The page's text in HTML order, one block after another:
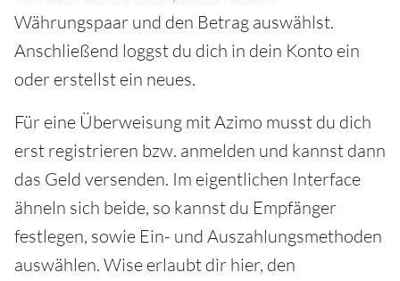
Währungspaar und den Betrag auswählst.
Anschließend loggst du dich in dein Konto ein
oder erstellst ein neues.
Für eine Überweisung mit Azimo musst du dich
erst registrieren bzw. anmelden und kannst dann
das Geld versenden. Im eigentlichen Interface
ähneln sich beide, so kannst du Empfänger
festlegen, sowie Ein- und Auszahlungsmethoden
auswählen. Wise erlaubt dir hier, den